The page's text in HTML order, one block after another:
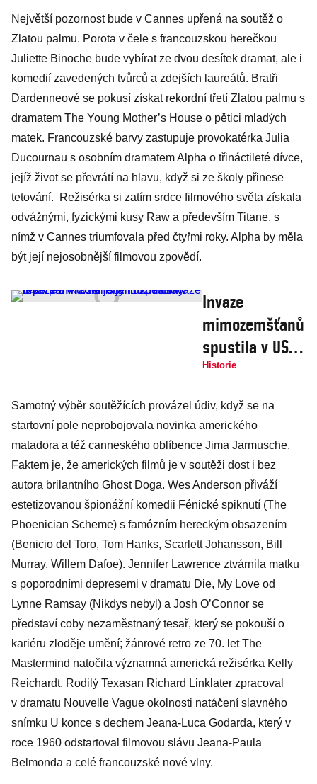
Největší pozornost bude v Cannes upřená na soutěž o
Zlatou palmu. Porota v čele s francouzskou herečkou
Juliette Binoche bude vybírat ze dvou desítek dramat, ale i
komedií zavedených tvůrců a zdejších laureátů. Bratři
Dardenneové se pokusí získat rekordní třetí Zlatou palmu s
dramatem The Young Mother’s House o pětici mladých
matek. Francouzské barvy zastupuje provokatérka Julia
Ducournau s osobním dramatem Alpha o třináctileté dívce,
jejíž život se převrátí na hlavu, když si ze školy přinese
tetování. Režisérka si zatím srdce filmového světa získala
odvážnými, fyzickými kusy Raw a především Titane, s
nímž v Cannes triumfovala před čtyřmi roky. Alpha by měla
být její nejosobnější filmovou zpovědí.
Invaze
mimozemšťanů
spustila v USA
paniku. Miliony
reportáž v
rádiu je jen
rozhlasová hra
Historie
Samotný výběr soutěžících provázel údiv, když se na
startovní pole neprobojovala novinka amerického
matadora a též canneského oblíbence Jima Jarmusche.
Faktem je, že amerických filmů je v soutěži dost i bez
autora brilantního Ghost Doga. Wes Anderson přiváží
estetizovanou špionážní komedii Fénické spiknutí (The
Phoenician Scheme) s famózním hereckým obsazením
(Benicio del Toro, Tom Hanks, Scarlett Johansson, Bill
Murray, Willem Dafoe). Jennifer Lawrence ztvárnila matku
s poporodními depresemi v dramatu Die, My Love od
Lynne Ramsay (Nikdys nebyl) a Josh O’Connor se
představí coby nezaměstnaný tesař, který se pokouší o
kariéru zloděje umění; žánrové retro ze 70. let The
Mastermind natočila významná americká režisérka Kelly
Reichardt. Rodilý Texasan Richard Linklater zpracoval
v dramatu Nouvelle Vague okolnosti natáčení slavného
snímku U konce s dechem Jeana-Luca Godarda, který v
roce 1960 odstartoval filmovou slávu Jeana-Paula
Belmonda a celé francouzské nové vlny.